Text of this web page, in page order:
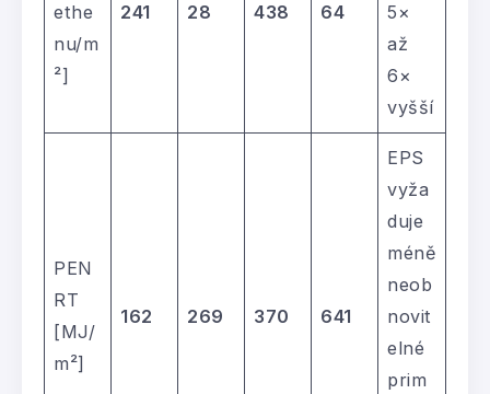
ethe
nu/m
²]
241
28
438
64
5×
až
6×
vyšší
PEN
RT
[MJ/
m²]
162 269 370 641
EPS
vyža
duje
méně
neob
novit
elné
prim